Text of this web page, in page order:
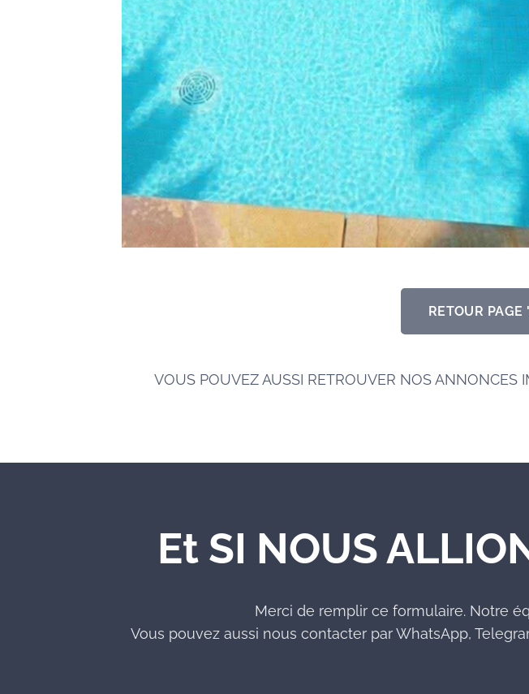
RETOUR
VOUS POUVEZ AUSSI RETROUVER NOS ANNONCES
Et SI NOUS
Merci de remplir ce formulaire. Notre
Vous pouvez aussi nous contacter par WhatsApp,